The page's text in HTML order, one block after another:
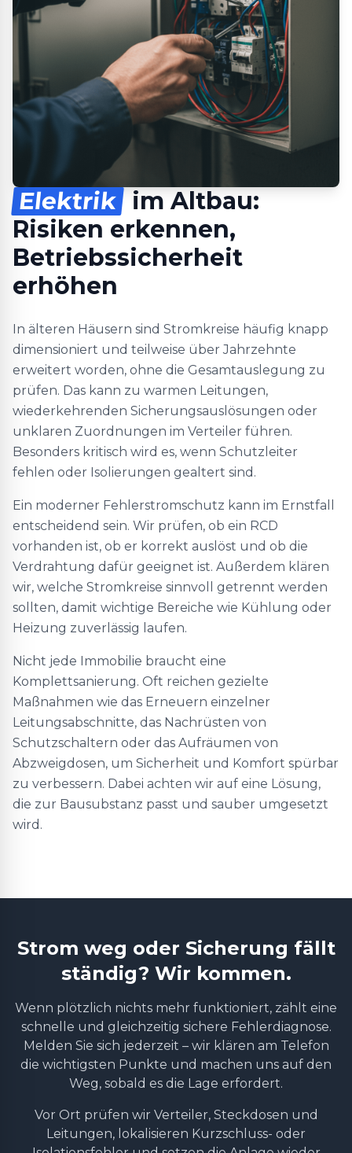
Elektrik im Altbau:
Risiken erkennen,
Betriebssicherheit
erhöhen
In älteren Häusern sind Stromkreise häufig knapp
dimensioniert und teilweise über Jahrzehnte
erweitert worden, ohne die Gesamtauslegung zu
prüfen. Das kann zu warmen Leitungen,
wiederkehrenden Sicherungsauslösungen oder
unklaren Zuordnungen im Verteiler führen.
Besonders kritisch wird es, wenn Schutzleiter
fehlen oder Isolierungen gealtert sind.
Ein moderner Fehlerstromschutz kann im Ernstfall
entscheidend sein. Wir prüfen, ob ein RCD
vorhanden ist, ob er korrekt auslöst und ob die
Verdrahtung dafür geeignet ist. Außerdem klären
wir, welche Stromkreise sinnvoll getrennt werden
sollten, damit wichtige Bereiche wie Kühlung oder
Heizung zuverlässig laufen.
Nicht jede Immobilie braucht eine
Komplettsanierung. Oft reichen gezielte
Maßnahmen wie das Erneuern einzelner
Leitungsabschnitte, das Nachrüsten von
Schutzschaltern oder das Aufräumen von
Abzweigdosen, um Sicherheit und Komfort spürbar
zu verbessern. Dabei achten wir auf eine Lösung,
die zur Bausubstanz passt und sauber umgesetzt
wird.
Strom weg oder Sicherung fällt
ständig? Wir kommen.
Wenn plötzlich nichts mehr funktioniert, zählt eine
schnelle und gleichzeitig sichere Fehlerdiagnose.
Melden Sie sich jederzeit – wir klären am Telefon
die wichtigsten Punkte und machen uns auf den
Weg, sobald es die Lage erfordert.
Vor Ort prüfen wir Verteiler, Steckdosen und
Leitungen, lokalisieren Kurzschluss- oder